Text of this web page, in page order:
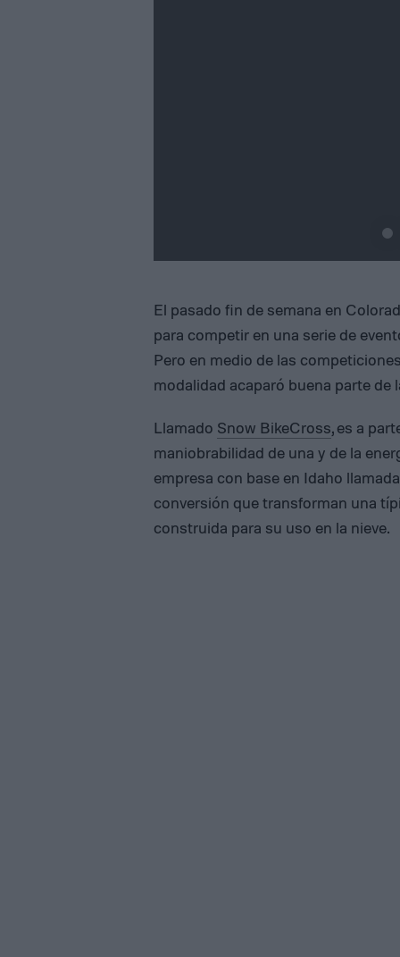
El pasado fin de semana en
para competir en una serie de
Pero en medio de las
modalidad acaparó buena parte
Llamado Snow BikeCross, es a
maniobrabilidad de una y de la
empresa con base en Idaho llamada
conversión que transforman una
construida para su uso en la nieve.